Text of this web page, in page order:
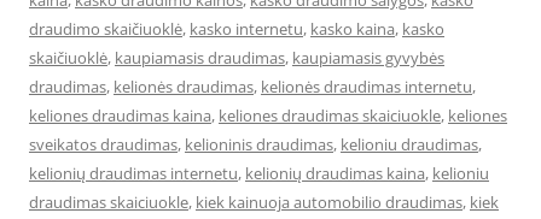
draudimo skaičiuoklė, kasko internetu, kasko kaina, kasko
skaičiuoklė, kaupiamasis draudimas, kaupiamasis gyvybės
draudimas, kelionės draudimas, kelionės draudimas internetu,
keliones draudimas kaina, keliones draudimas skaiciuokle, keliones
sveikatos draudimas, kelioninis draudimas, kelioniu draudimas,
kelionių draudimas internetu, kelionių draudimas kaina, kelioniu
draudimas skaiciuokle, kiek kainuoja automobilio draudimas, kiek